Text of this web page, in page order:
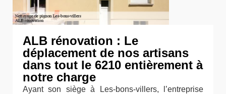
ALB rénovation : Le
déplacement de nos artisans
dans tout le 6210 entièrement à
notre charge
Ayant son siège à Les-bons-villers, l’entreprise